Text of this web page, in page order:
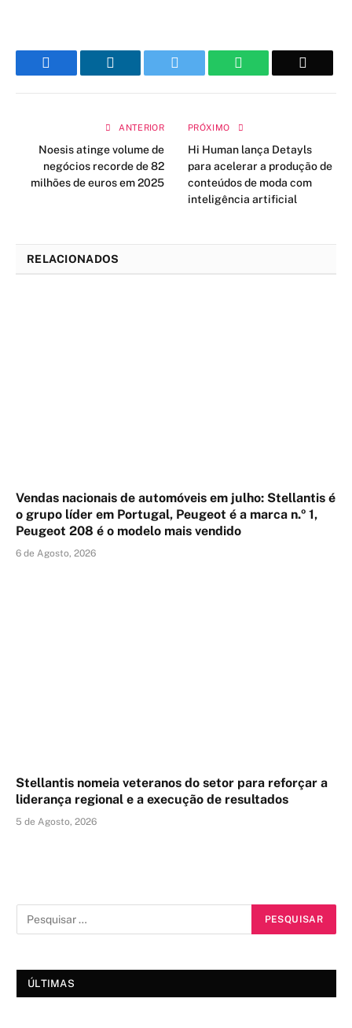
WhatsApp
ANTERIOR
Noesis atinge volume de
negócios recorde de 82
milhões de euros em 2025
PRÓXIMO
Hi Human lança Detayls
para acelerar a produção de
conteúdos de moda com
inteligência artificial
RELACIONADOS
Vendas nacionais de automóveis em julho: Stellantis é
o grupo líder em Portugal, Peugeot é a marca n.º 1,
Peugeot 208 é o modelo mais vendido
6 de Agosto, 2026
Stellantis nomeia veteranos do setor para reforçar a
liderança regional e a execução de resultados
5 de Agosto, 2026
ÚLTIMAS